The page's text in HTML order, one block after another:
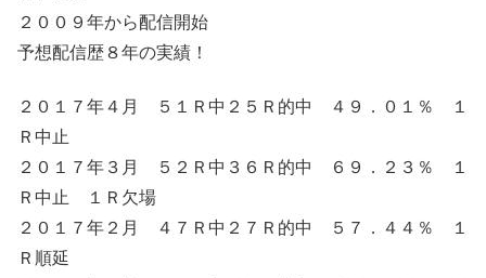
２００９年から配信開始
予想配信歴８年の実績！
２０１７年４月 ５１Ｒ中２５Ｒ的中 ４９．０１％ １
Ｒ中止
２０１７年３月 ５２Ｒ中３６Ｒ的中 ６９．２３％ １
Ｒ中止 １Ｒ欠場
２０１７年２月 ４７Ｒ中２７Ｒ的中 ５７．４４％ １
Ｒ順延